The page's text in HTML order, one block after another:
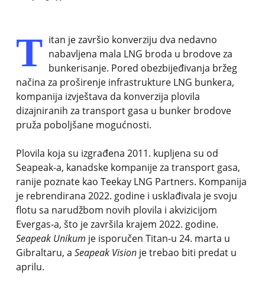
T itan je završio konverziju dva nedavno
nabavljena mala LNG broda u brodove za
bunkerisanje. Pored obezbijeđivanja bržeg
načina za proširenje infrastrukture LNG bunkera,
kompanija izvještava da konverzija plovila
dizajniranih za transport gasa u bunker brodove
pruža poboljšane mogućnosti.
Plovila koja su izgrađena 2011. kupljena su od
Seapeak-a, kanadske kompanije za transport gasa,
ranije poznate kao Teekay LNG Partners. Kompanija
je rebrendirana 2022. godine i usklađivala je svoju
flotu sa narudžbom novih plovila i akvizicijom
Evergas-a, što je završila krajem 2022. godine.
Seapeak Unikum je isporučen Titan-u 24. marta u
Gibraltaru, a Seapeak Visionje trebao biti predat u
aprilu.